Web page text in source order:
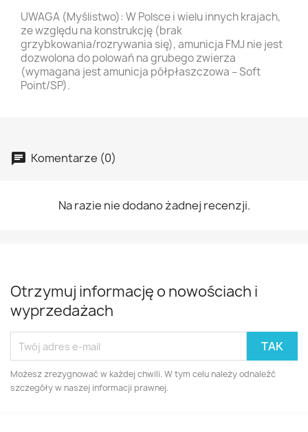
UWAGA (Myślistwo): W Polsce i wielu innych krajach,
ze względu na konstrukcję (brak
grzybkowania/rozrywania się), amunicja FMJ nie jest
dozwolona do polowań na grubego zwierza
(wymagana jest amunicja półpłaszczowa – Soft
Point/SP).
Komentarze (0)
Na razie nie dodano żadnej recenzji.
Otrzymuj informację o nowościach i
wyprzedażach
Możesz zrezygnować w każdej chwili. W tym celu należy odnaleźć
szczegóły w naszej informacji prawnej.